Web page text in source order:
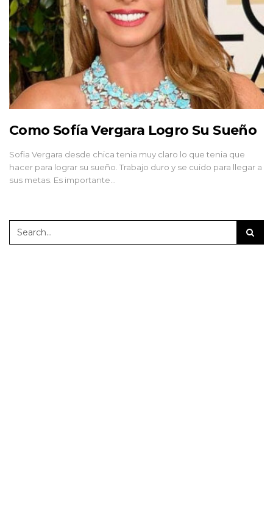
Como Sofía Vergara Logro Su Sueño
Sofia Vergara desde chica tenia muy claro lo que tenia que
hacer para lograr su sueño. Trabajo duro y se cuido para llegar a
sus metas. Es importante…